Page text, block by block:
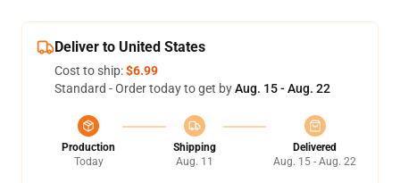
Deliver to United States
Cost to ship:$6.99
Standard - Order today to get byAug. 15 - Aug. 22
Production
Today
Shipping
Aug. 11
Delivered
Aug. 15 - Aug. 22